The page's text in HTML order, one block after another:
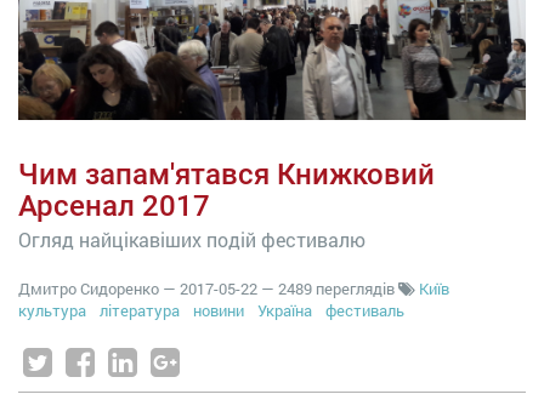
Чим запам'ятався Книжковий
Арсенал 2017
Огляд найцікавіших подій фестивалю
Дмитро Сидоренко — 2017-05-22 — 2489 переглядів
Київ
культура
література новини Україна фестиваль